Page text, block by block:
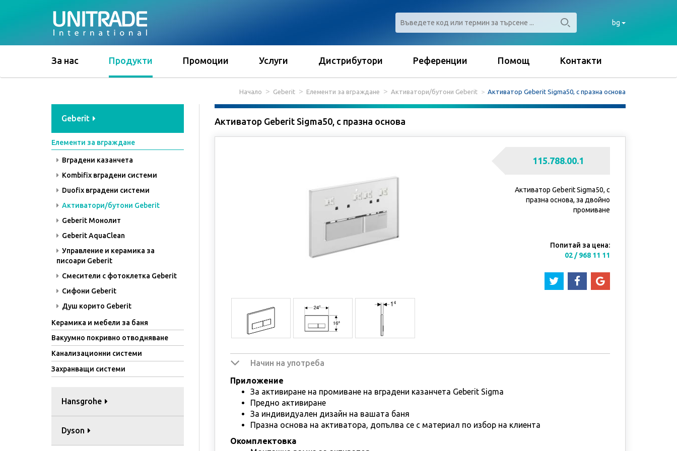
bg
За нас Продукти Промоции Услуги Дистрибутори Референции Помощ Контакти
Начало Geberit Елементи за вграждане Активатори/бутони Geberit Активатор Geberit Sigma50, с празна основа
Geberit
Елементи за вграждане
Вградени казанчета
Kombifix вградени системи
Duofix вградени системи
Активатори/бутони Geberit
Geberit Монолит
Geberit AquaClean
Управление и керамика за
писоари Geberit
Смесители с фотоклетка Geberit
Сифони Geberit
Душ корито Geberit
Керамика и мебели за баня
Вакуумно покривно отводняване
Канализационни системи
Захранващи системи
Hansgrohe
Dyson
Активатор Geberit Sigma50, с празна основа
115.788.00.1
Активатор Geberit Sigma50, с
празна основа, за двойно
промиване
Попитай за цена:
02 / 968 11 11
Начин на употреба
Приложение
За активиране на промиване на вградени казанчета Geberit Sigma
Предно активиране
За индивидуален дизайн на вашата баня
Празна основа на активатора, допълва се с материал по избор на клиента
Окомплектовка